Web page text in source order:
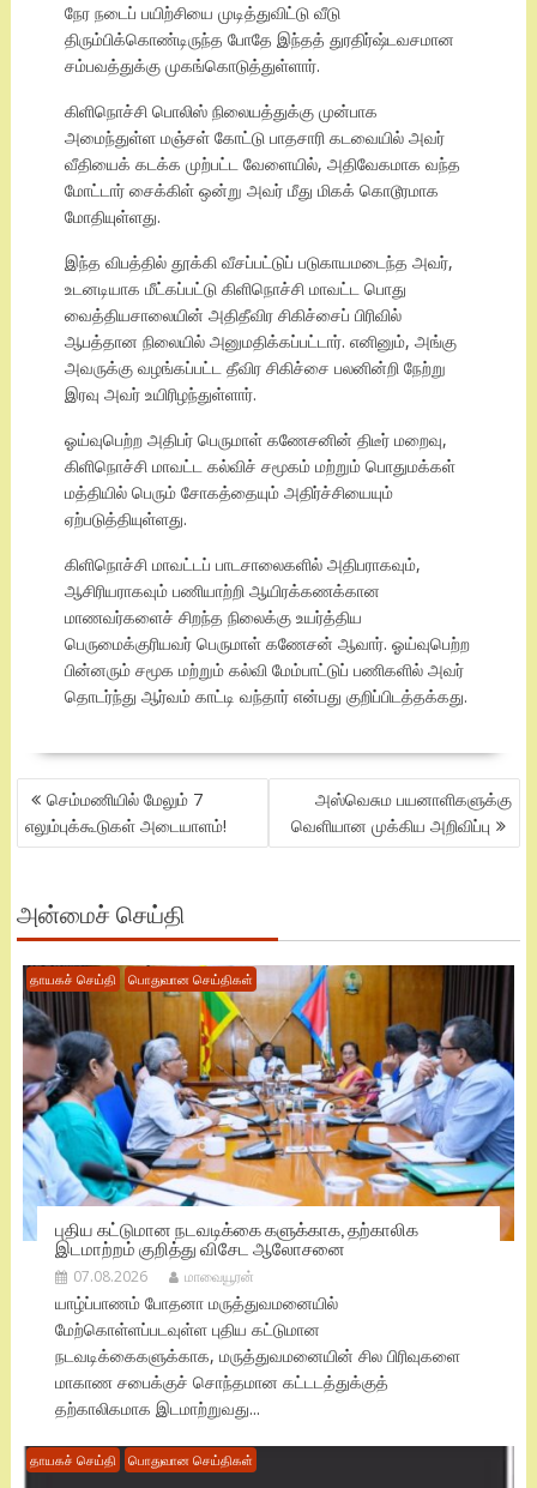
நேர நடைப் பயிற்சியை முடித்துவிட்டு வீடு
திரும்பிக்கொண்டிருந்த போதே இந்தத் துரதிர்ஷ்டவசமான
சம்பவத்துக்கு முகங்கொடுத்துள்ளார்.
கிளிநொச்சி பொலிஸ் நிலையத்துக்கு முன்பாக
அமைந்துள்ள மஞ்சள் கோட்டு பாதசாரி கடவையில் அவர்
வீதியைக் கடக்க முற்பட்ட வேளையில், அதிவேகமாக வந்த
மோட்டார் சைக்கிள் ஒன்று அவர் மீது மிகக் கொடூரமாக
மோதியுள்ளது.
இந்த விபத்தில் தூக்கி வீசப்பட்டுப் படுகாயமடைந்த அவர்,
உடனடியாக மீட்கப்பட்டு கிளிநொச்சி மாவட்ட பொது
வைத்தியசாலையின் அதிதீவிர சிகிச்சைப் பிரிவில்
ஆபத்தான நிலையில் அனுமதிக்கப்பட்டார். எனினும், அங்கு
அவருக்கு வழங்கப்பட்ட தீவிர சிகிச்சை பலனின்றி நேற்று
இரவு அவர் உயிரிழந்துள்ளார்.
ஓய்வுபெற்ற அதிபர் பெருமாள் கணேசனின் திடீர் மறைவு,
கிளிநொச்சி மாவட்ட கல்விச் சமூகம் மற்றும் பொதுமக்கள்
மத்தியில் பெரும் சோகத்தையும் அதிர்ச்சியையும்
ஏற்படுத்தியுள்ளது.
கிளிநொச்சி மாவட்டப் பாடசாலைகளில் அதிபராகவும்,
ஆசிரியராகவும் பணியாற்றி ஆயிரக்கணக்கான
மாணவர்களைச் சிறந்த நிலைக்கு உயர்த்திய
பெருமைக்குரியவர் பெருமாள் கணேசன் ஆவார். ஓய்வுபெற்ற
பின்னரும் சமூக மற்றும் கல்வி மேம்பாட்டுப் பணிகளில் அவர்
தொடர்ந்து ஆர்வம் காட்டி வந்தார் என்பது குறிப்பிடத்தக்கது.
POST
NAVIGATION
செம்மணியில் மேலும் 7
எலும்புக்கூடுகள் அடையாளம்!
அஸ்வெசும பயனாளிகளுக்கு
வெளியான முக்கிய அறிவிப்பு
அன்மைச் செய்தி
தாயகச் செய்தி பொதுவான செய்திகள்
புதிய கட்டுமான நடவடிக்கை களுக்காக, தற்காலிக
இடமாற்றம் குறித்து விசேட ஆலோசனை
07.08.2026 மாவையூரன்
யாழ்ப்பாணம் போதனா மருத்துவமனையில்
மேற்கொள்ளப்படவுள்ள புதிய கட்டுமான
நடவடிக்கைகளுக்காக, மருத்துவமனையின் சில பிரிவுகளை
மாகாண சபைக்குச் சொந்தமான கட்டடத்துக்குத்
தற்காலிகமாக இடமாற்றுவது...
தாயகச் செய்தி பொதுவான செய்திகள்